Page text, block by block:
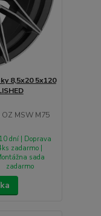
8,5x20 5x120
MSW M75
dní | Doprava
zadarmo |
sada
zadarmo